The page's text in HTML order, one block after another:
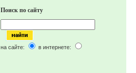
Поиск по сайту
на сайте: в интернете: